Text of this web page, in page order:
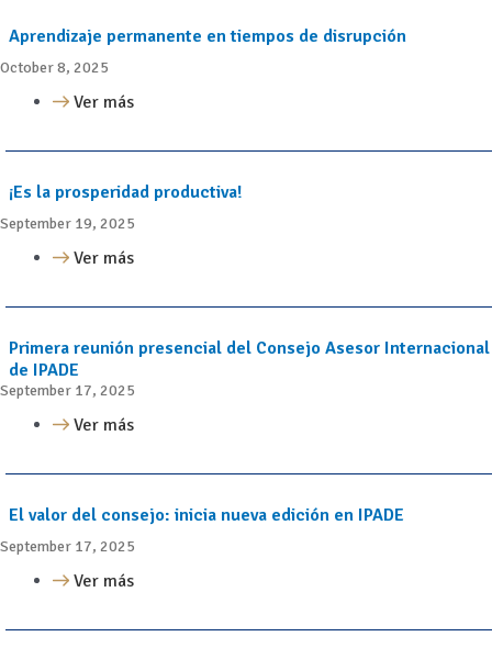
Aprendizaje permanente en tiempos de disrupción
October 8, 2025
Ver más
¡Es la prosperidad productiva!
September 19, 2025
Ver más
Primera reunión presencial del Consejo Asesor Internacional
de IPADE
September 17, 2025
Ver más
El valor del consejo: inicia nueva edición en IPADE
September 17, 2025
Ver más